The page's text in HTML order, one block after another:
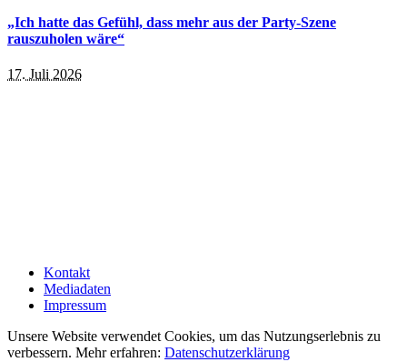
„Ich hatte das Gefühl, dass mehr aus der Party-Szene
rauszuholen wäre“
17. Juli 2026
Kontakt
Mediadaten
Impressum
Unsere Website verwendet Cookies, um das Nutzungserlebnis zu
verbessern. Mehr erfahren: Datenschutzerklärung